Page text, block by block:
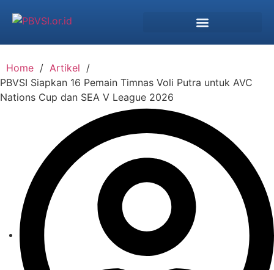
Home / Artikel /
PBVSI Siapkan 16 Pemain Timnas Voli Putra untuk AVC
Nations Cup dan SEA V League 2026